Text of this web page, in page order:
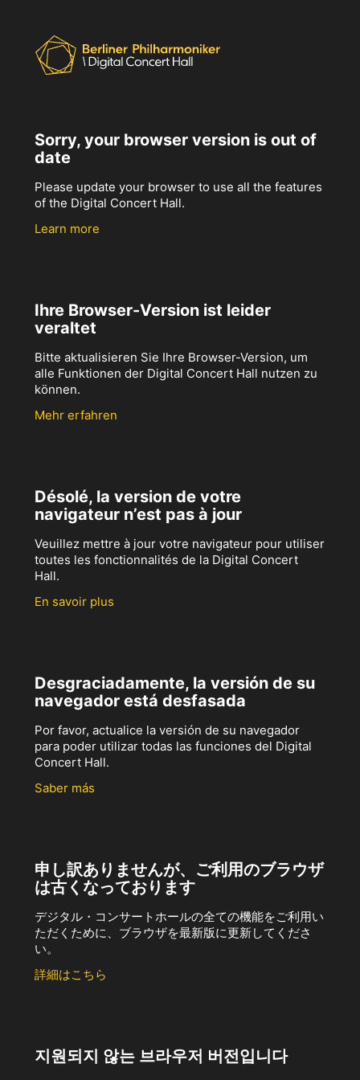
Sorry, your browser version is out of
date
Please update your browser to use all the features
of the Digital Concert Hall.
Learn more
Ihre Browser-Version ist leider
veraltet
Bitte aktualisieren Sie Ihre Browser-Version, um
alle Funktionen der Digital Concert Hall nutzen zu
können.
Mehr erfahren
Désolé, la version de votre
navigateur n’est pas à jour
Veuillez mettre à jour votre navigateur pour utiliser
toutes les fonctionnalités de la Digital Concert
Hall.
En savoir plus
Desgraciadamente, la versión de su
navegador está desfasada
Por favor, actualice la versión de su navegador
para poder utilizar todas las funciones del Digital
Concert Hall.
Saber más
申し訳ありませんが、ご利用のブラウザ
は古くなっております
デジタル・コンサートホールの全ての機能をご利用い
ただくために、ブラウザを最新版に更新してくださ
い。
詳細はこちら
지원되지 않는 브라우저 버전입니다